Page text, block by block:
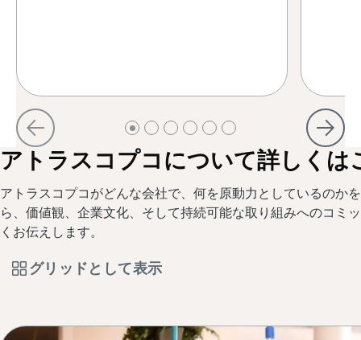
アトラスコプコについて詳しくは
アトラスコプコがどんな会社で、何を原動力としているのか
ら、価値観、企業文化、そして持続可能な取り組みへのコミ
くお伝えします。
グリッドとして表示